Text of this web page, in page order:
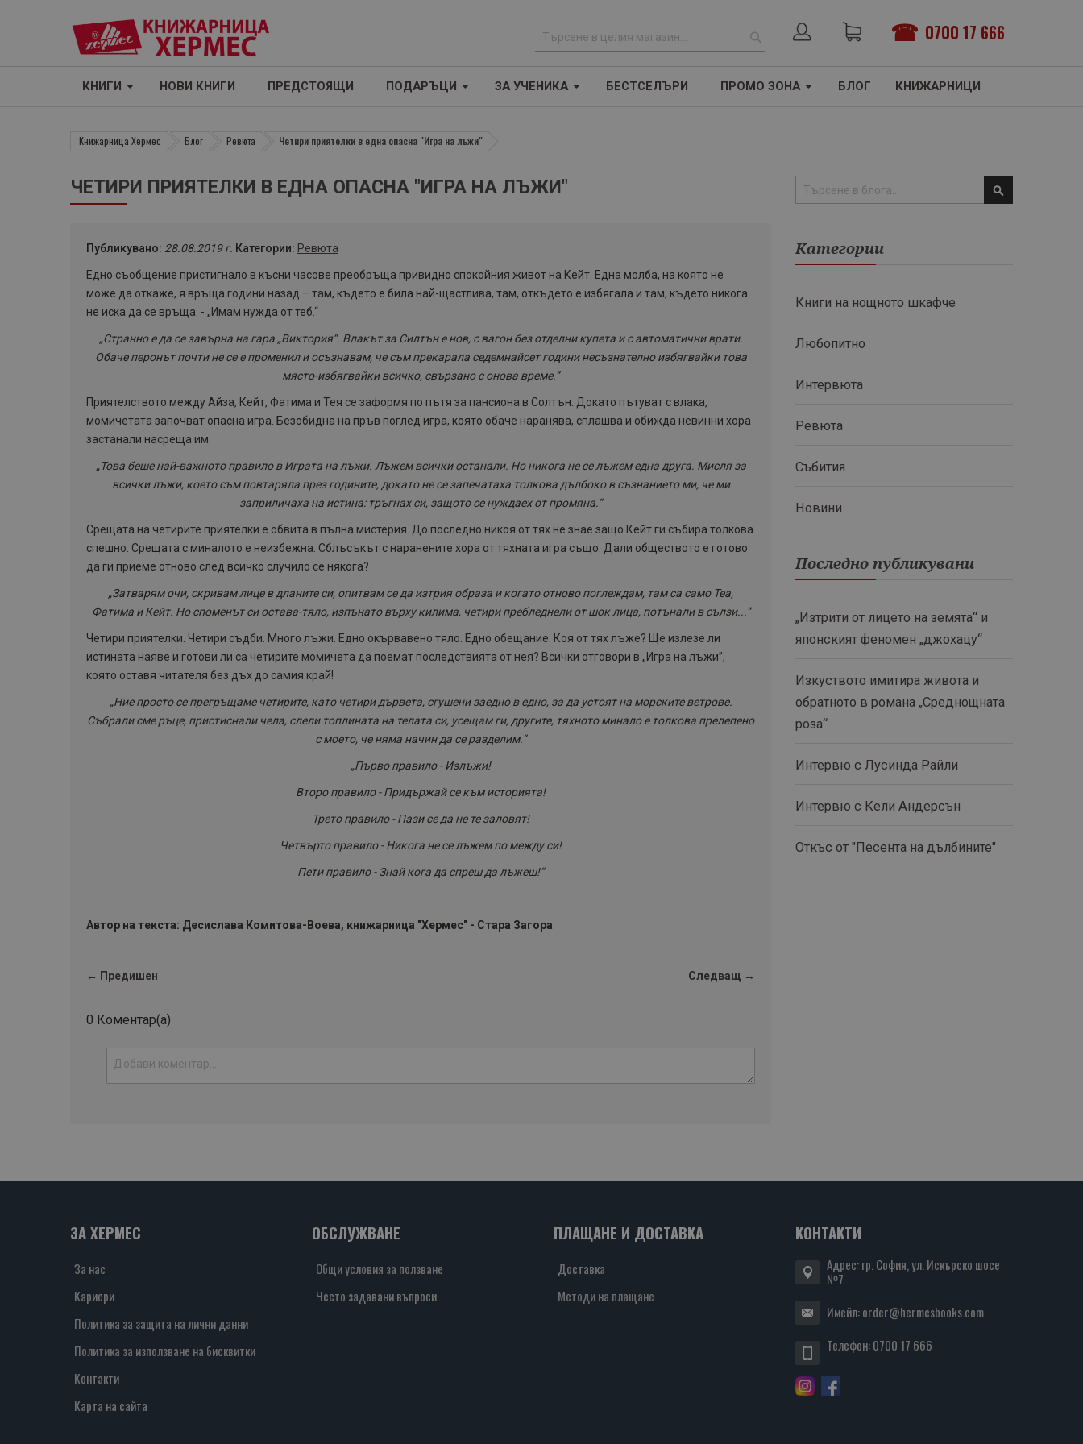
0700 17 666
р
ТЪРСЕНЕ
КНИГИ НОВИ КНИГИ ПРЕДСТОЯЩИ ПОДАРЪЦИ ЗА УЧЕНИКА БЕСТСЕЛЪРИ ПРОМО ЗОНА БЛОГ КНИЖАРНИЦИ
Книжарница Хермес Блог Ревюта Четири приятелки в една опасна "Игра на лъжи"
ЧЕТИРИ ПРИЯТЕЛКИ В ЕДНА ОПАСНА "ИГРА НА ЛЪЖИ"
Публикувано: 28.08.2019 г. Категории: Ревюта
Едно съобщение пристигнало в късни часове преобръща привидно спокойния живот на Кейт. Една молба, на която не
може да откаже, я връща години назад – там, където е била най-щастлива, там, откъдето е избягала и там, където никога
не иска да се връща. - „Имам нужда от теб.“
„Странно е да се завърна на гара „Виктория“. Влакът за Силтън е нов, с вагон без отделни купета и с автоматични врати.
Обаче перонът почти не се е променил и осъзнавам, че съм прекарала седемнайсет години несъзнателно избягвайки това
място-избягвайки всичко, свързано с онова време.“
Приятелството между Айза, Кейт, Фатима и Тея се заформя по пътя за пансиона в Солтън. Докато пътуват с влака,
момичетата започват опасна игра. Безобидна на пръв поглед игра, която обаче наранява, сплашва и обижда невинни хора
застанали насреща им.
„Това беше най-важното правило в Играта на лъжи. Лъжем всички останали. Но никога не се лъжем една друга. Мисля за
всички лъжи, което съм повтаряла през годините, докато не се запечатаха толкова дълбоко в съзнанието ми, че ми
заприличаха на истина: тръгнах си, защото се нуждаех от промяна.“
Срещата на четирите приятелки е обвита в пълна мистерия. До последно никоя от тях не знае защо Кейт ги събира толкова
спешно. Срещата с миналото е неизбежна. Сблъсъкът с наранените хора от тяхната игра също. Дали обществото е готово
да ги приеме отново след всичко случило се някога?
„Затварям очи, скривам лице в дланите си, опитвам се да изтрия образа и когато отново поглеждам, там са само Теа,
Фатима и Кейт. Но споменът си остава-тяло, изпънато върху килима, четири пребледнели от шок лица, потънали в сълзи...“
Четири приятелки. Четири съдби. Много лъжи. Едно окървавено тяло. Едно обещание. Коя от тях лъже? Ще излезе ли
истината наяве и готови ли са четирите момичета да поемат последствията от нея? Всички отговори в „Игра на лъжи”,
която оставя читателя без дъх до самия край!
„Ние просто се прегръщаме четирите, като четири дървета, сгушени заедно в едно, за да устоят на морските ветрове.
Събрали сме ръце, пристиснали чела, слели топлината на телата си, усещам ги, другите, тяхното минало е толкова прелепено
с моето, че няма начин да се разделим.“
„Първо правило - Излъжи!
Второ правило - Придържай се към историята!
Трето правило - Пази се да не те заловят!
Четвърто правило - Никога не се лъжем по между си!
Пети правило - Знай кога да спреш да лъжеш!“
Автор на текста: Десислава Комитова-Воева, книжарница "Хермес" - Стара Загора
← Предишен Следващ →
0 Коментар(а)
Търсене
Категории
Книги на нощното шкафче
Любопитно
Интервюта
Ревюта
Събития
Новини
Последно публикувани
„Изтрити от лицето на земята“ и
японският феномен „джохацу“
Изкуството имитира живота и
обратното в романа „Среднощната
роза“
Интервю с Лусинда Райли
Интервю с Кели Андерсън
Откъс от "Песента на дълбините"
ЗА ХЕРМЕС
За нас
Кариери
Политика за защита на лични данни
Политика за използване на бисквитки
Контакти
Карта на сайта
ОБСЛУЖВАНЕ
Общи условия за ползване
Често задавани въпроси
ПЛАЩАНЕ И ДОСТАВКА
Доставка
Методи на плащане
КОНТАКТИ
Адрес: гр. София, ул. Искърско шосе
№7
Имейл:order@hermesbooks.com
Телефон:0700 17 666